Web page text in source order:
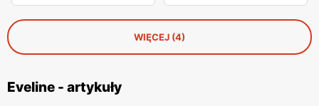
WIĘCEJ (4)
Eveline - artykuły